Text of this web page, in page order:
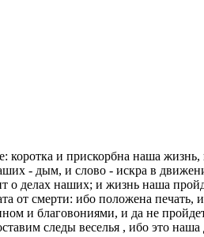
и прискорбна наша
- дым, и слово - искра в
о делах наших; и жизнь наша
от смерти: ибо положена
и благовониями, и да не
следы веселья , ибо это